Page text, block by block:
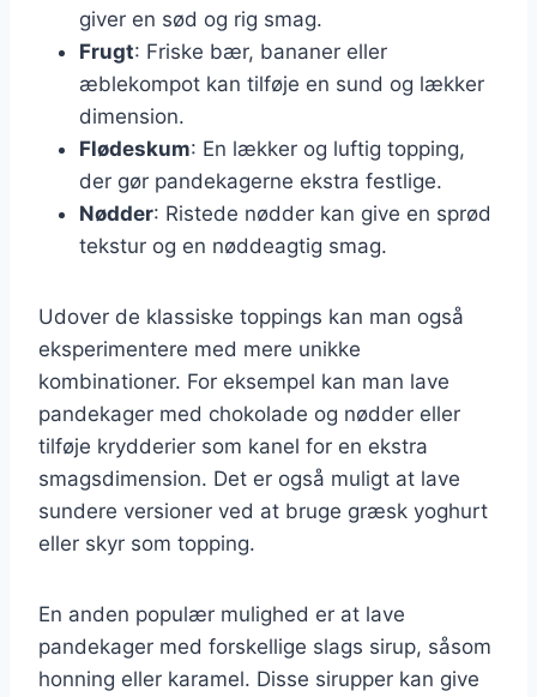
giver en sød og rig smag.
Frugt: Friske bær, bananer eller
æblekompot kan tilføje en sund og lækker
dimension.
Flødeskum: En lækker og luftig topping,
der gør pandekagerne ekstra festlige.
Nødder: Ristede nødder kan give en sprød
tekstur og en nøddeagtig smag.
Udover de klassiske toppings kan man også
eksperimentere med mere unikke
kombinationer. For eksempel kan man lave
pandekager med chokolade og nødder eller
tilføje krydderier som kanel for en ekstra
smagsdimension. Det er også muligt at lave
sundere versioner ved at bruge græsk yoghurt
eller skyr som topping.
En anden populær mulighed er at lave
pandekager med forskellige slags sirup, såsom
honning eller karamel. Disse sirupper kan give